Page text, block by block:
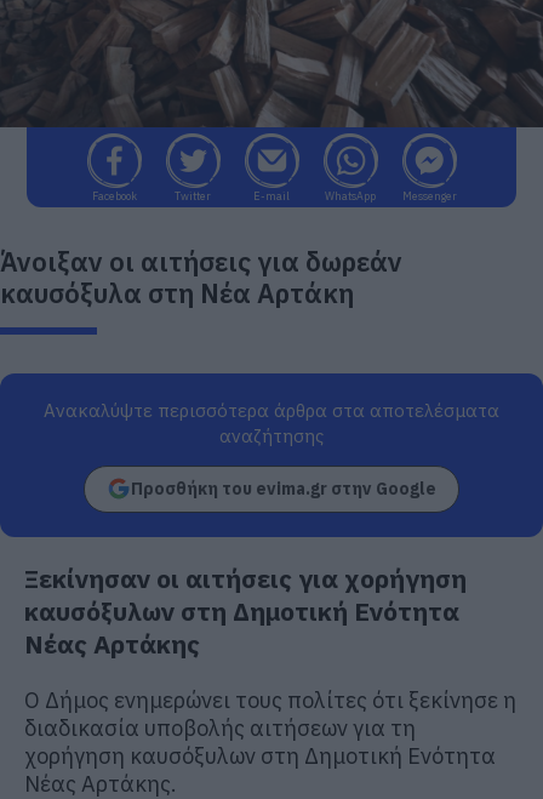
Facebook Twitter E-mail WhatsApp Messenger
Άνοιξαν οι αιτήσεις για δωρεάν
καυσόξυλα στη Νέα Αρτάκη
Ανακαλύψτε περισσότερα άρθρα στα αποτελέσματα
αναζήτησης
Προσθήκη του evima.gr στην Google
Ξεκίνησαν οι αιτήσεις για χορήγηση
καυσόξυλων στη Δημοτική Ενότητα
Νέας Αρτάκης
Ο Δήμος ενημερώνει τους πολίτες ότι ξεκίνησε η
διαδικασία υποβολής αιτήσεων για τη
χορήγηση καυσόξυλων στη Δημοτική Ενότητα
Νέας Αρτάκης.